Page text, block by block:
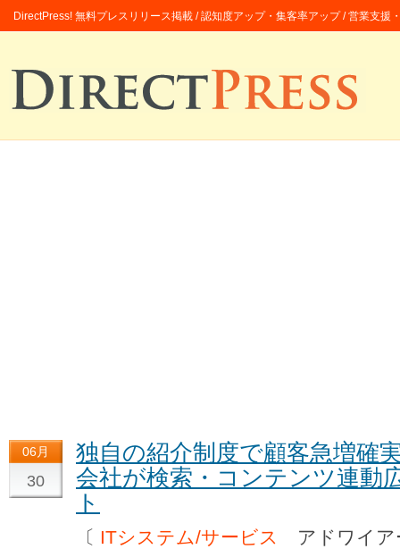
DirectPress! 無料プレスリリース掲載 / 認知度アップ・集客率アップ / 営業支援
06月
30
独自の紹介制度で顧客急増確
会社が検索・コンテンツ連動
ト
〔 ITシステム/サービス
アドワイ